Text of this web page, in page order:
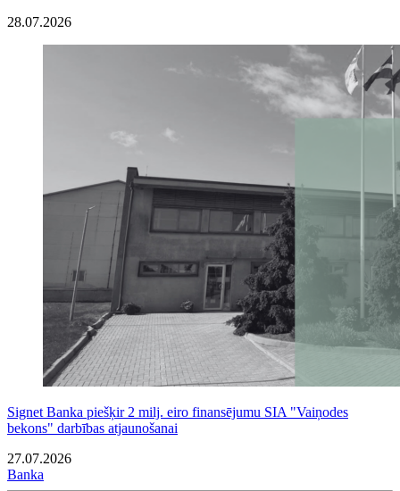
28.07.2026
Signet Banka piešķir 2 milj. eiro finansējumu SIA "Vaiņodes
bekons" darbības atjaunošanai
27.07.2026
Banka